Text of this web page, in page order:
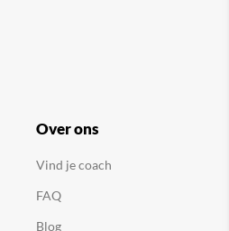
Over ons
Vind je coach
FAQ
Blog